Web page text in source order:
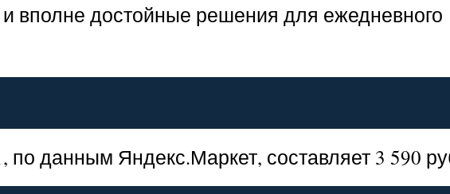
вполне достойные решения для ежедневного
данным Яндекс.Маркет, составляет 3 590